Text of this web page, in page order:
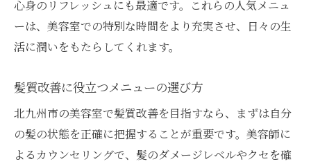
心身のリフレッシュにも最適です。これらの人気メニュ
ーは、美容室での特別な時間をより充実させ、日々の生
活に潤いをもたらしてくれます。
髪質改善に役立つメニューの選び方
北九州市の美容室で髪質改善を目指すなら、まずは自分
の髪の状態を正確に把握することが重要です。美容師に
よるカウンセリングで、髪のダメージレベルやクセを確